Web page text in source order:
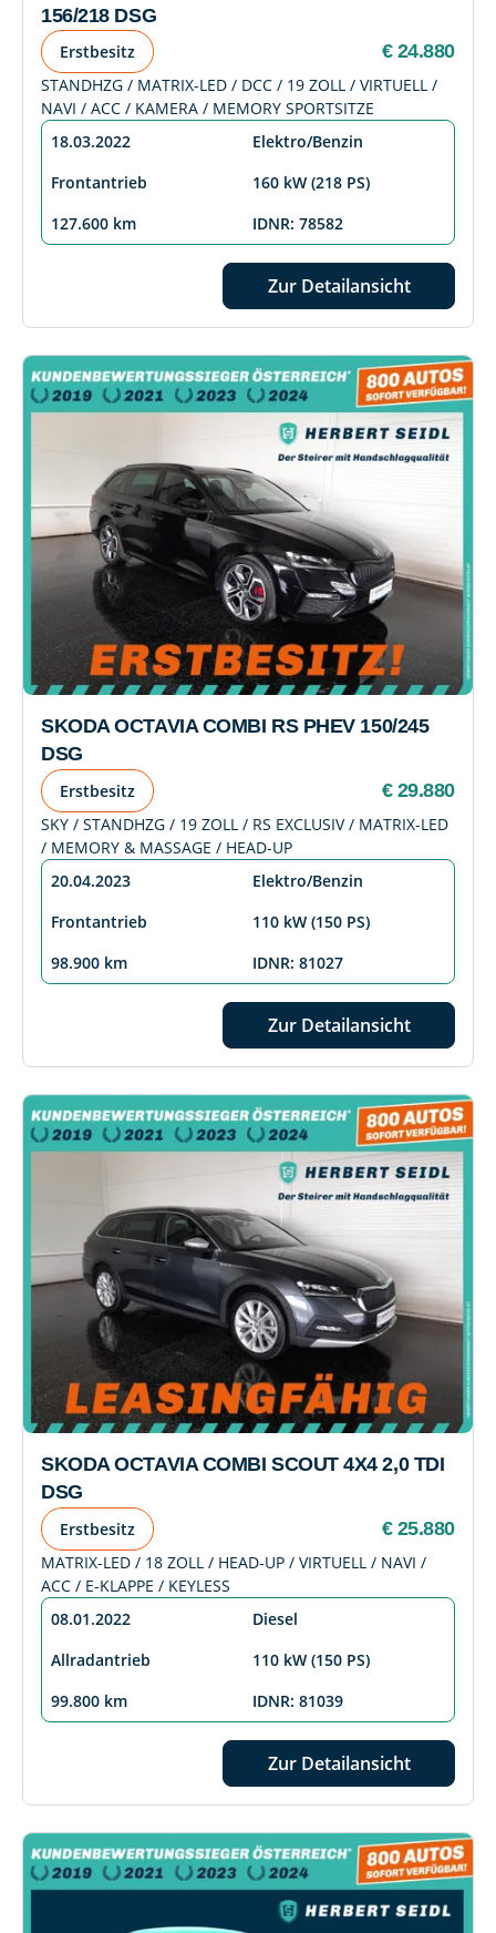
156/218 DSG
Erstbesitz € 24.880
STANDHZG / MATRIX-LED / DCC / 19 ZOLL / VIRTUELL /
NAVI / ACC / KAMERA / MEMORY SPORTSITZE
18.03.2022
Elektro/Benzin
Frontantrieb
160 kW (218 PS)
127.600 km
IDNR: 78582
Zur Detailansicht
SKODA OCTAVIA COMBI RS PHEV 150/245
DSG
Erstbesitz € 29.880
SKY / STANDHZG / 19 ZOLL / RS EXCLUSIV / MATRIX-LED
/ MEMORY & MASSAGE / HEAD-UP
20.04.2023
Elektro/Benzin
Frontantrieb
110 kW (150 PS)
98.900 km
IDNR: 81027
Zur Detailansicht
SKODA OCTAVIA COMBI SCOUT 4X4 2,0 TDI
DSG
Erstbesitz € 25.880
MATRIX-LED / 18 ZOLL / HEAD-UP / VIRTUELL / NAVI /
ACC / E-KLAPPE / KEYLESS
08.01.2022
Diesel
Allradantrieb
110 kW (150 PS)
99.800 km
IDNR: 81039
Zur Detailansicht